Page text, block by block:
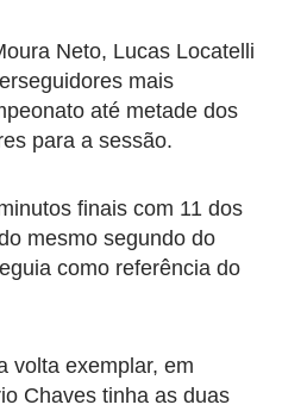
Neto, Lucas Locatelli
mais
até metade dos
para a sessão.
finais com 11 dos
mesmo segundo do
como referência do
volta exemplar, em
Chaves tinha as duas